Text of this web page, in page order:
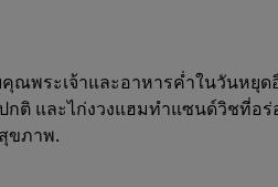
ณพระเจ้าและอาหารค่ำในวันหยุด
ติ และไก่งวงแฮมทำแซนด์วิชที่อร่
ขภาพ.